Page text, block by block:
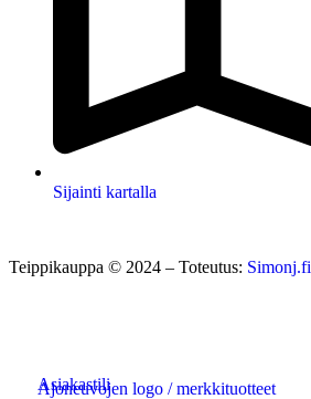
Sijainti kartalla
Teippikauppa © 2024 – Toteutus: Simonj.fi
Ajoneuvojen logo / merkkituotteet
Asiakastili